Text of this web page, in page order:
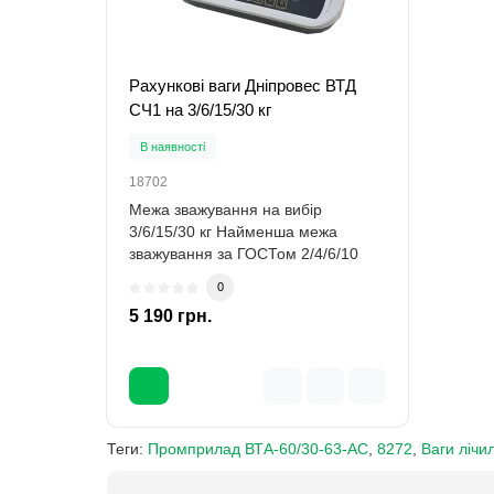
Рахункові ваги Дніпровес ВТД
СЧ1 на 3/6/15/30 кг
В наявності
18702
Межа зважування на вибір
3/6/15/30 кг Найменша межа
зважування за ГОСТом 2/4/6/10
0
5 190 грн.
Теги: Промприлад ВТА-60/30-63-АС, 8272, Ваги